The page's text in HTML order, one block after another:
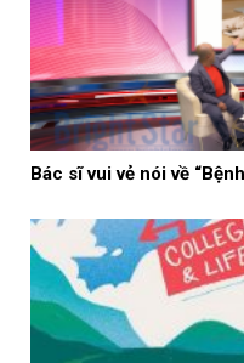
Bác sĩ vui vẻ nói về